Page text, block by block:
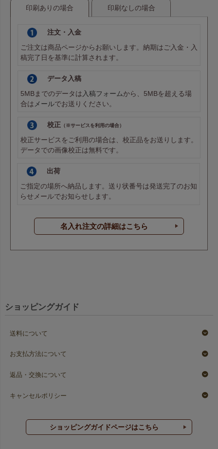
印刷ありの場合 印刷なしの場合
注文・入金
ご注文は商品ページからお願いします。納期はご入金・入
稿完了日を基準に計算されます。
データ入稿
5MBまでのデータは入稿フォームから、5MBを超える場
合はメールでお送りください。
校正（※サービスを利用の場合）
校正サービスをご利用の場合は、校正品をお送りします。
データでの画像校正は無料です。
出荷
ご指定の場所へ納品します。送り状番号は発送完了のお知
らせメールでお知らせします。
名入れ注文の詳細はこちら
ショッピングガイド
送料について
お支払方法について
返品・交換について
キャンセルポリシー
ショッピングガイドページはこちら